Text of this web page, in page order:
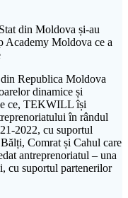
din Moldova și-au
Academy Moldova ce a
Republica Moldova
dinamice și
ce, TEKWILL își
în rândul
2022, cu suportul
Comrat și Cahul care
antreprenoriatul – una
cu suportul partenerilor